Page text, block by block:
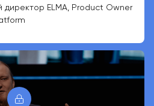
директор ELMA, Product Owner